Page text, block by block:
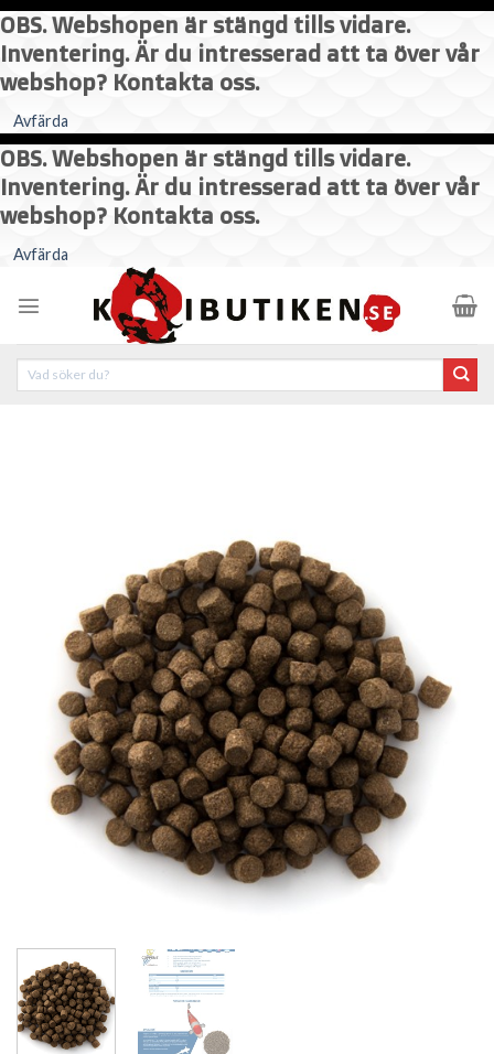
OBS. Webshopen är stängd tills vidare.
Inventering. Är du intresserad att ta över vår
webshop? Kontakta oss.
Avfärda
OBS. Webshopen är stängd tills vidare.
Inventering. Är du intresserad att ta över vår
webshop? Kontakta oss.
Avfärda
content